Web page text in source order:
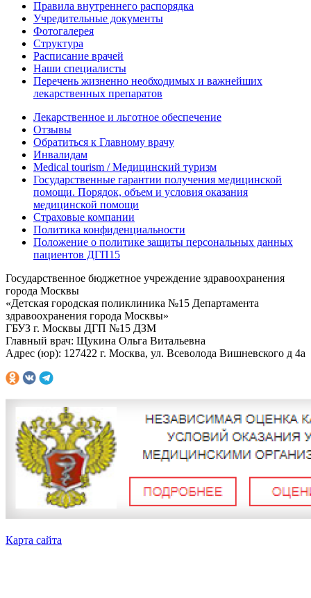
Правила внутреннего распорядка
Учредительные документы
Фотогалерея
Структура
Расписание врачей
Наши специалисты
Перечень жизненно необходимых и важнейших
лекарственных препаратов
Лекарственное и льготное обеспечение
Отзывы
Обратиться к Главному врачу
Инвалидам
Medical tourism / Медицинский туризм
Государственные гарантии получения медицинской
помощи. Порядок, объем и условия оказания
медицинской помощи
Страховые компании
Политика конфиденциальности
Положение о политике защиты персональных данных
пациентов ДГП15
Государственное бюджетное учреждение здравоохранения
города Москвы
«Детская городская поликлиника №15 Департамента
здравоохранения города Москвы»
ГБУЗ г. Москвы ДГП №15 ДЗМ
Главный врач: Щукина Ольга Витальевна
Адрес (юр): 127422 г. Москва, ул. Всеволода Вишневского д 4а
Карта сайта